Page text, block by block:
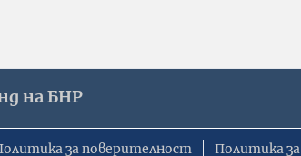
на БНР
за поверителност Политика